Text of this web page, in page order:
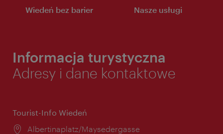
Wiedeń bez barier Nasze usługi
Informacja turystyczna
Adresy i dane kontaktowe
Tourist-Info Wiedeń
Miejsce:
Albertinaplatz/Maysedergasse